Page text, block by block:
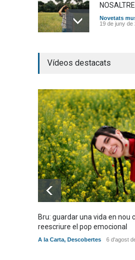
Novetats
19 de juny de
10 de juny de
Bèrnia i El
la calor
definitiu,
Novetats
5 de juny de
Vídeos destacats
Bru: guardar una vida en nou
reescriure el pop emocional
A la Carta, Descobertes 6 d'agost